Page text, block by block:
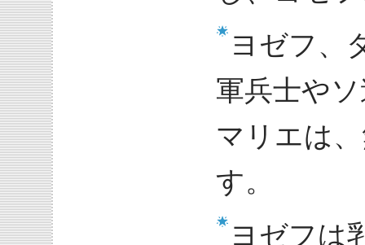
ヨゼフ、
軍兵士や
マリエは
す。
ヨゼフは